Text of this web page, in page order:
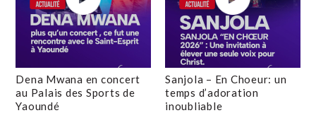
Dena Mwana en concert
au Palais des Sports de
Yaoundé
Sanjola – En Choeur: un
temps d’adoration
inoubliable